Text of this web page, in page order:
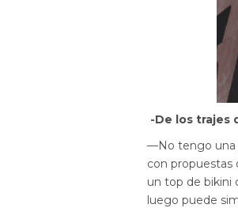
-De los trajes
—No tengo una
con propuestas
un top de bikini
luego puede